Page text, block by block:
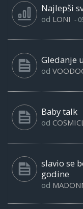
Najlepši
od LONI -
Gledanje
od
Baby talk
od
slavio se
godine
od